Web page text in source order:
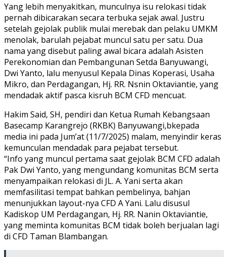
Yang lebih menyakitkan, munculnya isu relokasi tidak
pernah dibicarakan secara terbuka sejak awal. Justru
setelah gejolak publik mulai merebak dan pelaku UMKM
menolak, barulah pejabat muncul satu per satu. Dua
nama yang disebut paling awal bicara adalah Asisten
Perekonomian dan Pembangunan Setda Banyuwangi,
Dwi Yanto, lalu menyusul Kepala Dinas Koperasi, Usaha
Mikro, dan Perdagangan, Hj. RR. Nsnin Oktaviantie, yang
mendadak aktif pasca kisruh BCM CFD mencuat.
Hakim Said, SH, pendiri dan Ketua Rumah Kebangsaan
Basecamp Karangrejo (RKBK) Banyuwangi,bkepada
media ini pada Jum’at (11/7/2025) malam, menyindir keras
kemunculan mendadak para pejabat tersebut.
“Info yang muncul pertama saat gejolak BCM CFD adalah
Pak Dwi Yanto, yang mengundang komunitas BCM serta
menyampaikan relokasi di JL. A. Yani serta akan
memfasilitasi tempat bahkan pembelinya, bahjan
menunjukkan layout-nya CFD A Yani. Lalu disusul
Kadiskop UM Perdagangan, Hj. RR. Nanin Oktaviantie,
yang meminta komunitas BCM tidak boleh berjualan lagi
di CFD Taman Blambangan.